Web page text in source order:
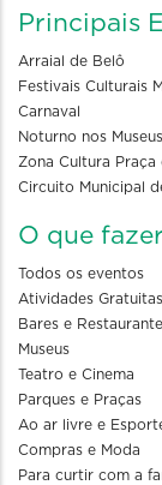
Principais
Arraial de Belô
Festivais Culturais
Carnaval
Noturno nos Museus
Zona Cultura Praça
Circuito Municipal
O que
Todos os eventos
Atividades Gratuitas
Bares e
Museus
Teatro e Cinema
Parques e Praças
Ao ar livre e
Compras e Moda
Para curtir com a